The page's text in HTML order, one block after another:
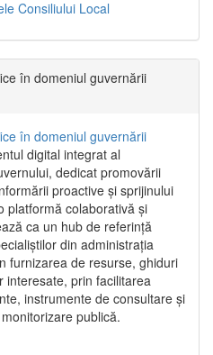
Consiliului Local
în domeniul guvernării
în domeniul guvernării
digital integrat al
dedicat promovării
proactive și sprijinului
platformă colaborativă și
ca un hub de referință
din administrația
furnizarea de resurse, ghiduri
interesate, prin facilitarea
instrumente de consultare și
publică.